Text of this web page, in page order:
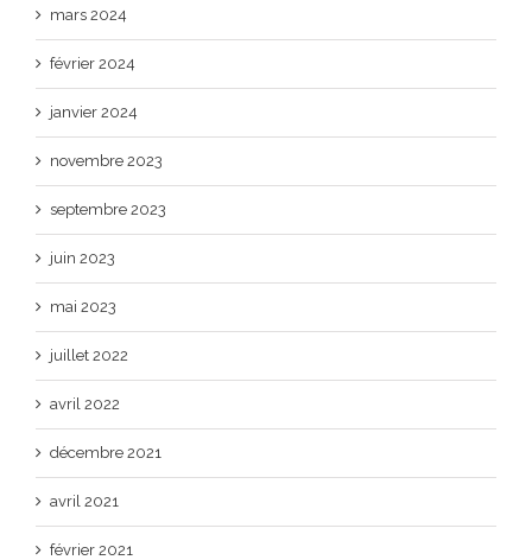
mars 2024
février 2024
janvier 2024
novembre 2023
septembre 2023
juin 2023
mai 2023
juillet 2022
avril 2022
décembre 2021
avril 2021
février 2021